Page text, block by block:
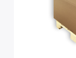
в гостиной,
коридоре и т.д.